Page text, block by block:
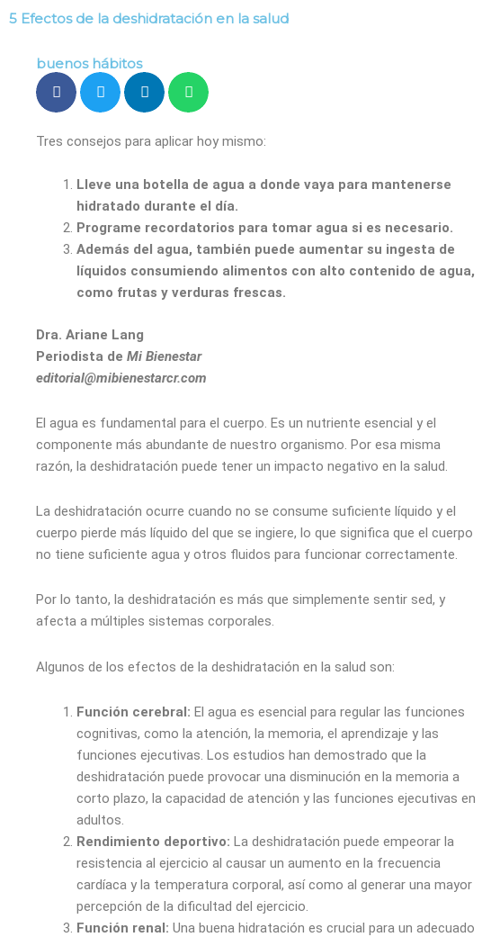
5 Efectos de la deshidratación en la salud
buenos hábitos
Tres consejos para aplicar hoy mismo:
Lleve una botella de agua a donde vaya para mantenerse
hidratado durante el día.
Programe recordatorios para tomar agua si es necesario.
Además del agua, también puede aumentar su ingesta de
líquidos consumiendo alimentos con alto contenido de agua,
como frutas y verduras frescas.
Dra. Ariane Lang
Periodista de Mi Bienestar
editorial@mibienestarcr.com
El agua es fundamental para el cuerpo. Es un nutriente esencial y el
componente más abundante de nuestro organismo. Por esa misma
razón, la deshidratación puede tener un impacto negativo en la salud.
La deshidratación ocurre cuando no se consume suficiente líquido y el
cuerpo pierde más líquido del que se ingiere, lo que significa que el cuerpo
no tiene suficiente agua y otros fluidos para funcionar correctamente.
Por lo tanto, la deshidratación es más que simplemente sentir sed, y
afecta a múltiples sistemas corporales.
Algunos de los efectos de la deshidratación en la salud son:
Función cerebral: El agua es esencial para regular las funciones
cognitivas, como la atención, la memoria, el aprendizaje y las
funciones ejecutivas. Los estudios han demostrado que la
deshidratación puede provocar una disminución en la memoria a
corto plazo, la capacidad de atención y las funciones ejecutivas en
adultos.
Rendimiento deportivo: La deshidratación puede empeorar la
resistencia al ejercicio al causar un aumento en la frecuencia
cardíaca y la temperatura corporal, así como al generar una mayor
percepción de la dificultad del ejercicio.
Función renal: Una buena hidratación es crucial para un adecuado